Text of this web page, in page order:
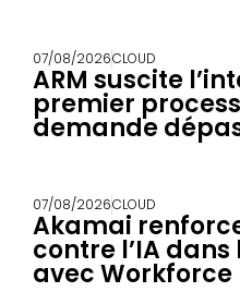
07/08/2026CLOUD
ARM suscite
premier
demande
07/08/2026CLOUD
Akamai
contre l’IA
avec